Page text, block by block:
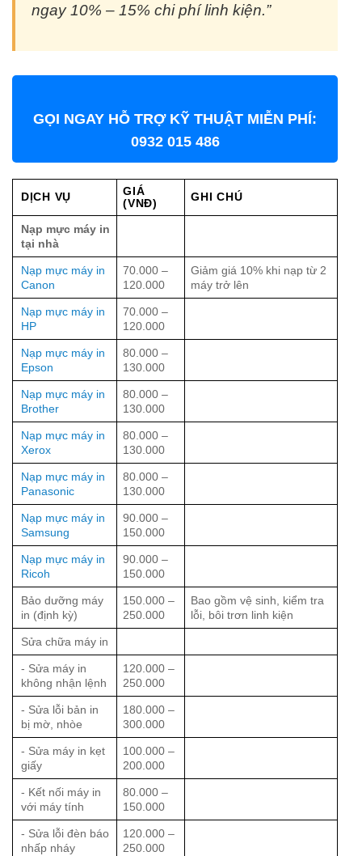
ngay 10% – 15% chi phí linh kiện.”
GỌI NGAY HỖ TRỢ KỸ THUẬT MIỄN PHÍ:
0932 015 486
DỊCH VỤ
GIÁ
(VNĐ)
GHI CHÚ
Nạp mực máy in
tại nhà
Nạp mực máy in
Canon
70.000 –
120.000
Giảm giá 10% khi nạp từ 2
máy trở lên
Nạp mực máy in
HP
70.000 –
120.000
Nạp mực máy in
Epson
80.000 –
130.000
Nạp mực máy in
Brother
80.000 –
130.000
Nạp mực máy in
Xerox
80.000 –
130.000
Nạp mực máy in
Panasonic
80.000 –
130.000
Nạp mực máy in
Samsung
90.000 –
150.000
Nạp mực máy in
Ricoh
90.000 –
150.000
Bảo dưỡng máy
in (định kỳ)
150.000 –
250.000
Bao gồm vệ sinh, kiểm tra
lỗi, bôi trơn linh kiện
Sửa chữa máy in
- Sửa máy in
không nhận lệnh
120.000 –
250.000
- Sửa lỗi bản in
bị mờ, nhòe
180.000 –
300.000
- Sửa máy in kẹt
giấy
100.000 –
200.000
- Kết nối máy in
với máy tính
80.000 –
150.000
- Sửa lỗi đèn báo
nhấp nháy
120.000 –
250.000